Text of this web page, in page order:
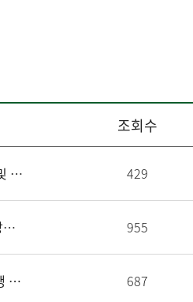
조회수
[대학원] 2026-2학기 일반대학원 논문지도교수 결정 및 변경 (~8/21) 429
[학부·대학원] 2025학년도 후기(2026년 8월) 졸업대상자 학위복 대여 안내 955
[대학원] 2026학년도 2학기 타교 대학원 학점교류 시행 안내 (8/3 업데이트) 687